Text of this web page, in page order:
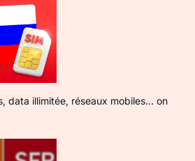
data illimitée, réseaux mobiles… on